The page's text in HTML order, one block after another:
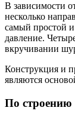
В зависимости
несколько
самый простой
давление.
вкручивании
Конструкция и
являются
По строению